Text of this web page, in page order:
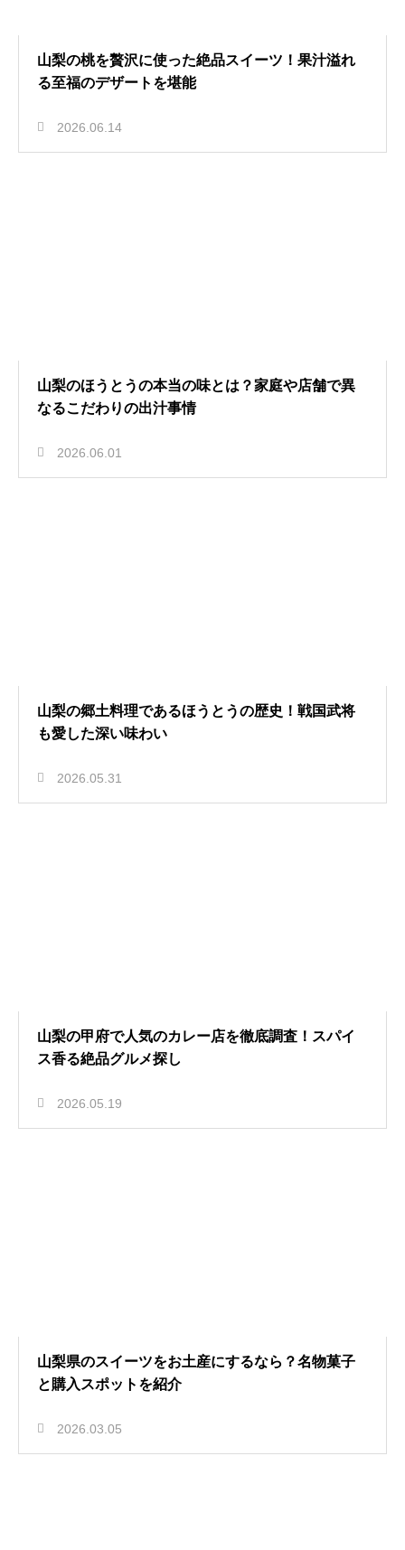
山梨の桃を贅沢に使った絶品スイーツ！果汁溢れ
る至福のデザートを堪能
2026.06.14
山梨のほうとうの本当の味とは？家庭や店舗で異
なるこだわりの出汁事情
2026.06.01
山梨の郷土料理であるほうとうの歴史！戦国武将
も愛した深い味わい
2026.05.31
山梨の甲府で人気のカレー店を徹底調査！スパイ
ス香る絶品グルメ探し
2026.05.19
山梨県のスイーツをお土産にするなら？名物菓子
と購入スポットを紹介
2026.03.05